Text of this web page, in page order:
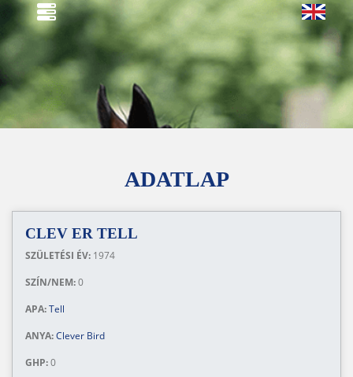
ADATLAP
CLEV ER TELL
SZÜLETÉSI ÉV: 1974
SZÍN/NEM:0
APA:Tell
ANYA:Clever Bird
GHP:0